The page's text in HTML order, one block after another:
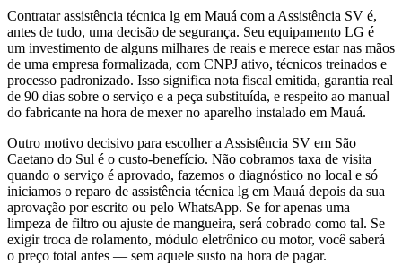
Contratar assistência técnica lg em Mauá com a Assistência SV é,
antes de tudo, uma decisão de segurança. Seu equipamento LG é
um investimento de alguns milhares de reais e merece estar nas mãos
de uma empresa formalizada, com CNPJ ativo, técnicos treinados e
processo padronizado. Isso significa nota fiscal emitida, garantia real
de 90 dias sobre o serviço e a peça substituída, e respeito ao manual
do fabricante na hora de mexer no aparelho instalado em Mauá.
Outro motivo decisivo para escolher a Assistência SV em São
Caetano do Sul é o custo-benefício. Não cobramos taxa de visita
quando o serviço é aprovado, fazemos o diagnóstico no local e só
iniciamos o reparo de assistência técnica lg em Mauá depois da sua
aprovação por escrito ou pelo WhatsApp. Se for apenas uma
limpeza de filtro ou ajuste de mangueira, será cobrado como tal. Se
exigir troca de rolamento, módulo eletrônico ou motor, você saberá
o preço total antes — sem aquele susto na hora de pagar.